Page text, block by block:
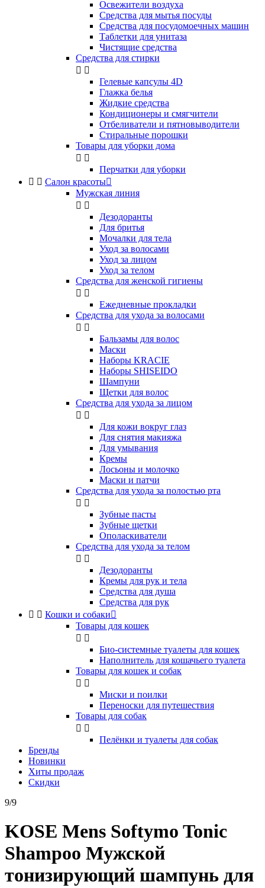
Освежители воздуха
Средства для мытья посуды
Средства для посудомоечных машин
Таблетки для унитаза
Чистящие средства
Средства для стирки
 
Гелевые капсулы 4D
Глажка белья
Жидкие средства
Кондиционеры и смягчители
Отбеливатели и пятновыводители
Стиральные порошки
Товары для уборки дома
 
Перчатки для уборки
  Салон красоты
Мужская линия
 
Дезодоранты
Для бритья
Мочалки для тела
Уход за волосами
Уход за лицом
Уход за телом
Средства для женской гигиены
 
Ежедневные прокладки
Средства для ухода за волосами
 
Бальзамы для волос
Маски
Наборы KRACIE
Наборы SHISEIDO
Шампуни
Щетки для волос
Средства для ухода за лицом
 
Для кожи вокруг глаз
Для снятия макияжа
Для умывания
Кремы
Лосьоны и молочко
Маски и патчи
Средства для ухода за полостью рта
 
Зубные пасты
Зубные щетки
Ополаскиватели
Средства для ухода за телом
 
Дезодоранты
Кремы для рук и тела
Средства для душа
Средства для рук
  Кошки и собаки
Товары для кошек
 
Био-системные туалеты для кошек
Наполнитель для кошачьего туалета
Товары для кошек и собак
 
Миски и поилки
Переноски для путешествия
Товары для собак
 
Пелёнки и туалеты для собак
Бренды
Новинки
Хиты продаж
Скидки
9/9
KOSE Mens Softymo Tonic
Shampoo Мужской
тонизирующий шампунь для